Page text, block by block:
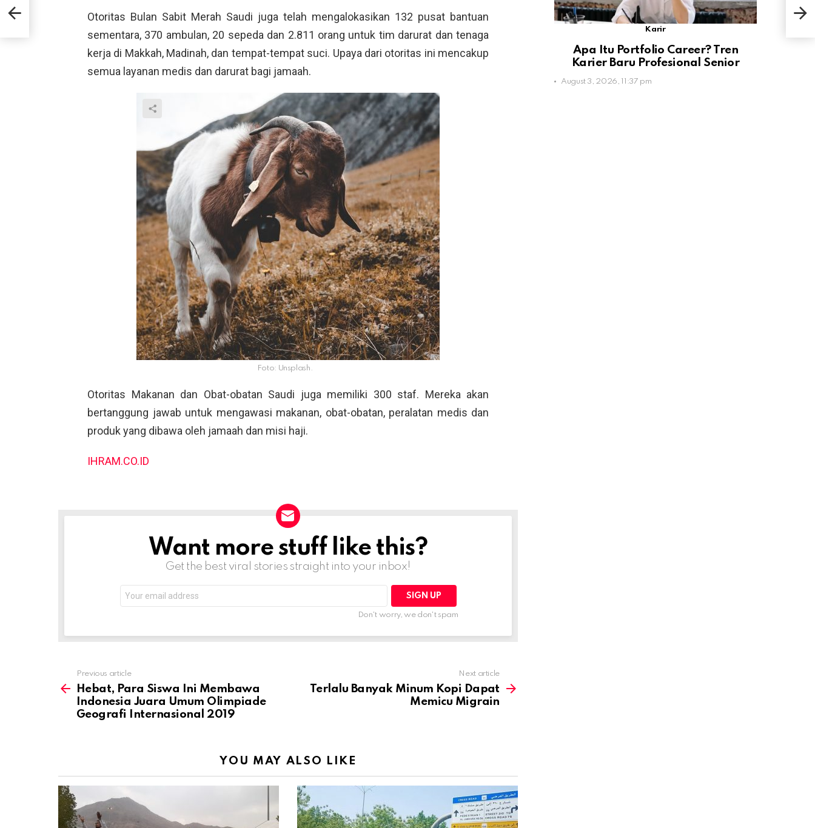
Otoritas Bulan Sabit Merah Saudi juga telah mengalokasikan 132 pusat bantuan
sementara, 370 ambulan, 20 sepeda dan 2.811 orang untuk tim darurat dan tenaga
kerja di Makkah, Madinah, dan tempat-tempat suci. Upaya dari otoritas ini mencakup
semua layanan medis dan darurat bagi jamaah.
Foto: Unsplash.
Otoritas Makanan dan Obat-obatan Saudi juga memiliki 300 staf. Mereka akan
bertanggung jawab untuk mengawasi makanan, obat-obatan, peralatan medis dan
produk yang dibawa oleh jamaah dan misi haji.
IHRAM.CO.ID
NEWSLETTERWant more stuff like this?
Get the best viral stories straight into your inbox!
address:
Don't worry, we don't spam
more
Previous article
Hebat, Para Siswa Ini Membawa
Indonesia Juara Umum Olimpiade
Geografi Internasional 2019
Next article
Terlalu Banyak Minum Kopi Dapat
Memicu Migrain
YOU MAY ALSO LIKE
Karir
Apa Itu Portfolio Career? Tren
Karier Baru Profesional Senior
August 3, 2026, 11:37 pm